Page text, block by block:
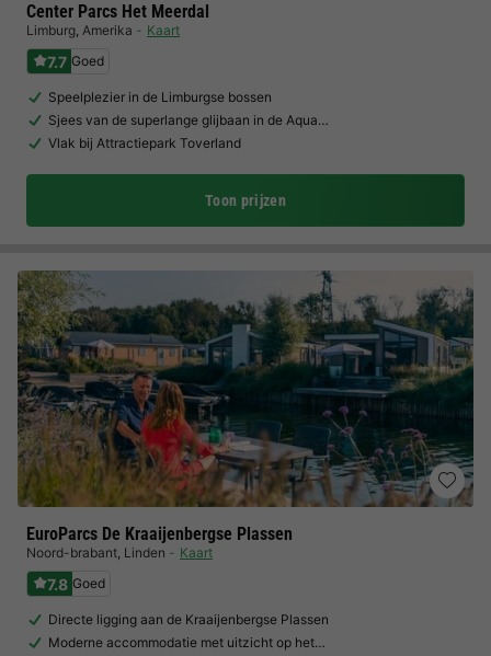
Center Parcs Het Meerdal
Limburg, Amerika Kaart
7.7 Goed
Speelplezier in de Limburgse bossen
Sjees van de superlange glijbaan in de Aqua…
Vlak bij Attractiepark Toverland
Toon prijzen
EuroParcs De Kraaijenbergse Plassen
Noord-brabant, Linden Kaart
7.8 Goed
Directe ligging aan de Kraaijenbergse Plassen
Moderne accommodatie met uitzicht op het…